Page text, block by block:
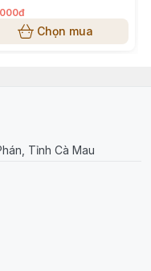
sinh
dưới
tập hoặc làm việc
Chọn mua
Tỉnh Cà Mau